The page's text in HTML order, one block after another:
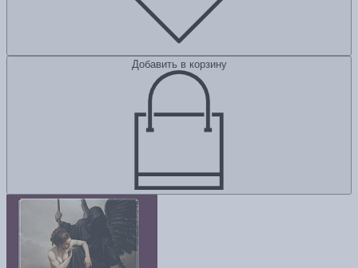
Добавить в корзину